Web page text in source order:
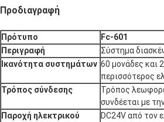
Προδιαγραφή
Πρότυπο
Fc-601
Περιγραφή
Σύστημα
Ικανότητα συστημάτων 60 μονάδες και
περισσότερος
Τρόπος σύνδεσης
Τρόπος
συνδέεται με
Παροχή ηλεκτρικού
DC24V από τον